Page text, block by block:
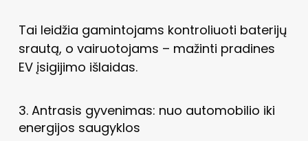
Tai leidžia gamintojams kontroliuoti baterijų
srautą, o vairuotojams – mažinti pradines
EV įsigijimo išlaidas.
3. Antrasis gyvenimas: nuo automobilio iki
energijos saugyklos